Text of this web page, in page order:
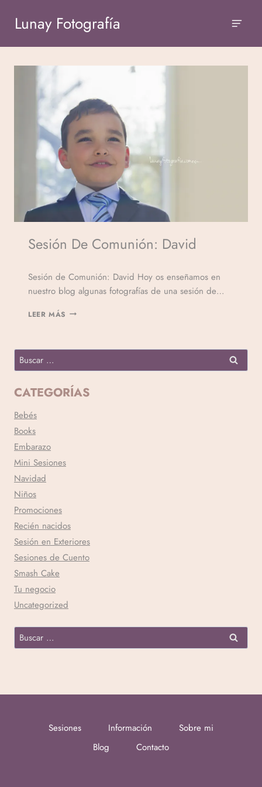
Lunay Fotografía
Sesión De Comunión: David
Veronicamulio
Sesión de Comunión: David Hoy os enseñamos en
nuestro blog algunas fotografías de una sesión de…
LEER MÁS
CATEGORÍAS
Bebés
Books
Embarazo
Mini Sesiones
Navidad
Niños
Promociones
Recién nacidos
Sesión en Exteriores
Sesiones de Cuento
Smash Cake
Tu negocio
Uncategorized
Sesiones Información
Sobre mi
Blog
Contacto